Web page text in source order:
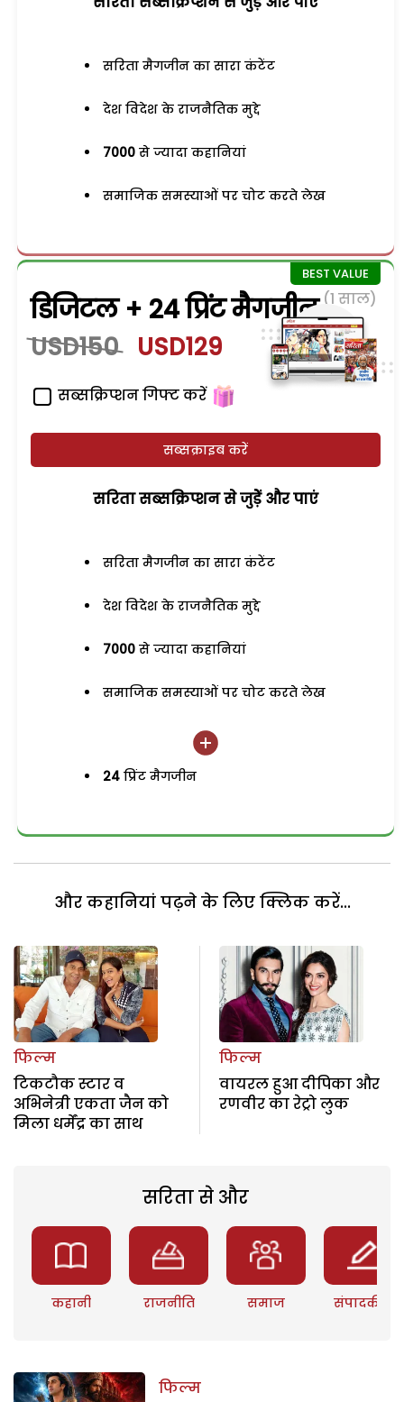
सरिता मैगजीन का सारा कंटेंट
देश विदेश के राजनैतिक मुद्दे
7000 से ज्यादा कहानियां
समाजिक समस्याओं पर चोट करते लेख
डिजिटल + 24 प्रिंट मैगजीन (1 साल)
USD150 USD129
सब्सक्रिप्शन गिफ्ट करें
सब्सक्राइब करें
सरिता सब्सक्रिप्शन से जुड़ेें और पाएं
सरिता मैगजीन का सारा कंटेंट
देश विदेश के राजनैतिक मुद्दे
7000 से ज्यादा कहानियां
समाजिक समस्याओं पर चोट करते लेख
24 प्रिंट मैगजीन
और कहानियां पढ़ने के लिए क्लिक करें...
फिल्म
टिकटौक स्टार व
अभिनेत्री एकता जैन को
मिला धर्मेंद्र का साथ
फिल्म
वायरल हुआ दीपिका और
रणवीर का रेट्रो लुक
सरिता से और
कहानी राजनीति समाज संपादकीय
फिल्म